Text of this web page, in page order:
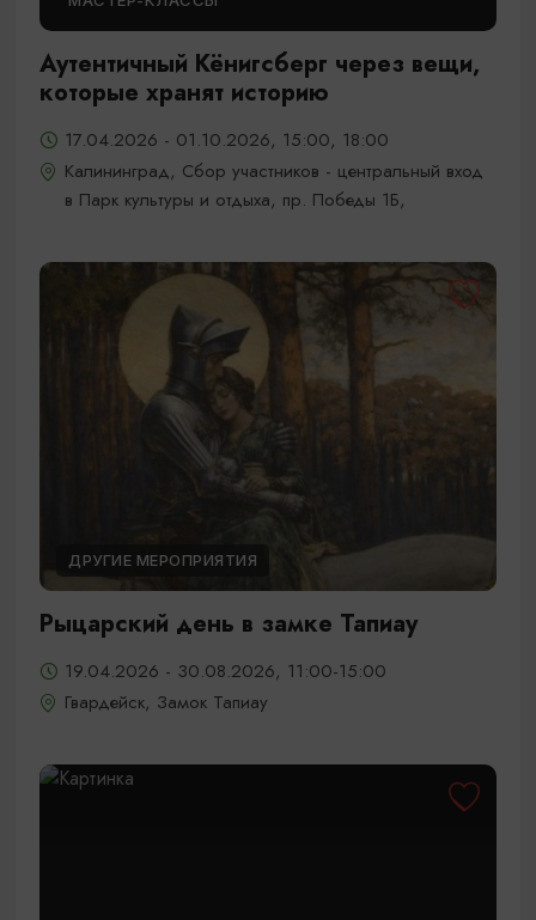
Аутентичный Кёнигсберг через вещи,
которые хранят историю
17.04.2026 - 01.10.2026, 15:00, 18:00
Калининград, Сбор участников - центральный вход
в Парк культуры и отдыха, пр. Победы 1Б,
ДРУГИЕ МЕРОПРИЯТИЯ
Рыцарский день в замке Тапиау
19.04.2026 - 30.08.2026, 11:00-15:00
Гвардейск, Замок Тапиау